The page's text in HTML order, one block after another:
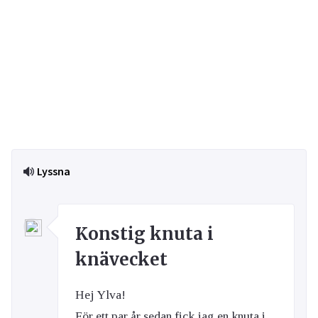
Lyssna
Konstig knuta i
knävecket
Hej Ylva!